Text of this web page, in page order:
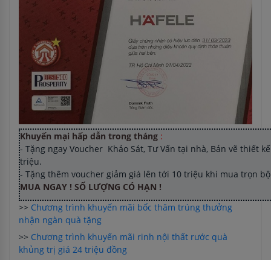
Khuyến mại hấp dẫn trong tháng :
- Tặng ngay Voucher Khảo Sát, Tư Vấn tại nhà, Bản vẽ thiết
triệu.
- Tặng thêm voucher giảm giá lên tới 10 triệu khi mua trọn
MUA NGAY ! SỐ LƯỢNG CÓ HẠN !
>> Chương trình khuyến mãi bốc thăm trúng thưởng
nhận ngàn quà tặng
>> Chương trình khuyến mãi rinh nội thất rước quà
khủng trị giá 24 triệu đồng